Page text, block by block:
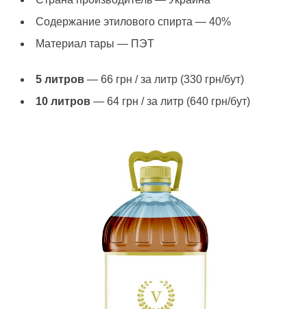
Содержание этилового спирта — 40%
Материал тары — ПЭТ
5 литров — 66 грн / за литр (330 грн/бут)
10 литров — 64 грн / за литр (640 грн/бут)